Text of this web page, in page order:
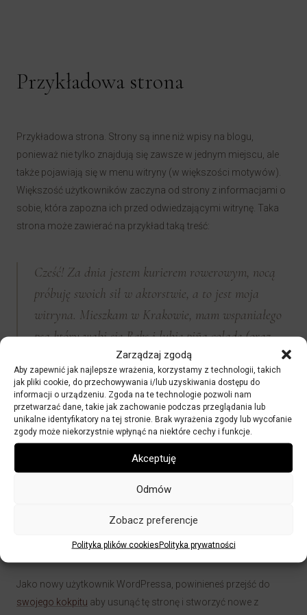
Zarządzaj zgodą
Aby zapewnić jak najlepsze wrażenia, korzystamy z technologii, takich
jak pliki cookie, do przechowywania i/lub uzyskiwania dostępu do
informacji o urządzeniu. Zgoda na te technologie pozwoli nam
przetwarzać dane, takie jak zachowanie podczas przeglądania lub
unikalne identyfikatory na tej stronie. Brak wyrażenia zgody lub wycofanie
zgody może niekorzystnie wpłynąć na niektóre cechy i funkcje.
Akceptuję
Odmów
Zobacz preferencje
Polityka plików cookiesPolityka prywatności
Przykładowa strona
Przykładowa strona. Strony są inne niż wpisy na blogu,
ponieważ nie tylko znajdują się zawsze w jednym miejscu, ale
także pojawiają się w menu witryny (w większości motywów).
Większość użytkowników zaczyna od strony z informacjami o
sobie, która zapozna ich przed odwiedzającymi witrynę. Taka
strona może zawierać na przykład taką treść:
Cześć! Za dnia jestem kurierem rowerowym, nocą
próbuję swoich sił w aktorstwie, a to jest moja
witryna. Mieszkam w Krakowie, mam wspaniałego
psa który wabi się Reks i lubię piña coladę (oraz
spacery, gdy pada deszcz).
…albo coś takiego:
Firma XYZ Doohickey została założona w 1971 roku
i od tamtej pory dostarcza społeczeństwu dobrej
jakości gadżety. Znajdująca się w Gotham City
XYZ zatrudnia ponad 2000 osób i robi niesamowite
rzeczy dla społeczności Gotham.
Jako nowy użytkownik WordPressa, powinieneś przejść do
swojego kokpitu aby usunąć tę stronę i stworzyć nowe z